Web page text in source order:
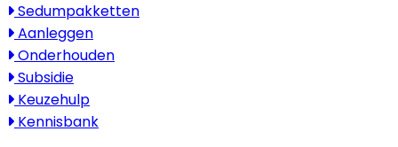
Sedumpakketten
Aanleggen
Onderhouden
Subsidie
Keuzehulp
Kennisbank